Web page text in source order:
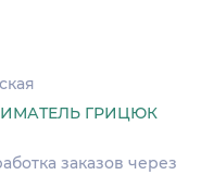
ГРИЦЮК
заказов через